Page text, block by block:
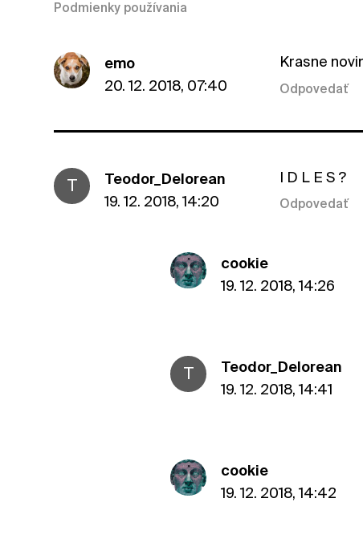
Podmienky používania
emo
20. 12. 2018, 07:40
Krasne
Odpovedať
T
Teodor_Delorean
19. 12. 2018, 14:20
I D L E S ?
Odpovedať
cookie
19. 12. 2018, 14:26
T
Teodor_Delorean
19. 12. 2018, 14:41
cookie
19. 12. 2018, 14:42